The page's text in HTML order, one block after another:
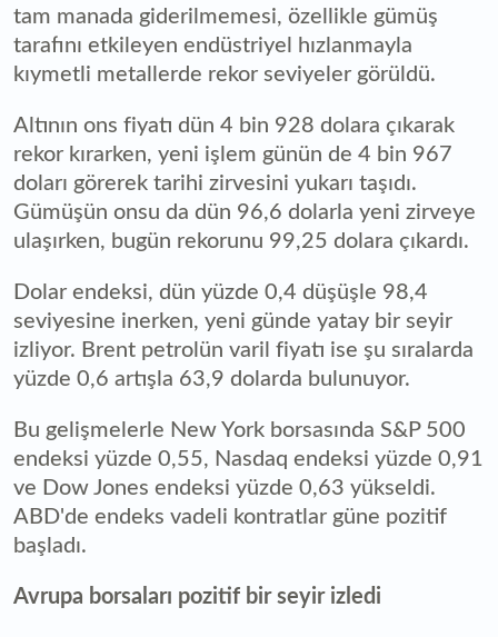
tam manada giderilmemesi, özellikle gümüş
tarafını etkileyen endüstriyel hızlanmayla
kıymetli metallerde rekor seviyeler görüldü.
Altının ons fiyatı dün 4 bin 928 dolara çıkarak
rekor kırarken, yeni işlem günün de 4 bin 967
doları görerek tarihi zirvesini yukarı taşıdı.
Gümüşün onsu da dün 96,6 dolarla yeni zirveye
ulaşırken, bugün rekorunu 99,25 dolara çıkardı.
Dolar endeksi, dün yüzde 0,4 düşüşle 98,4
seviyesine inerken, yeni günde yatay bir seyir
izliyor. Brent petrolün varil fiyatı ise şu sıralarda
yüzde 0,6 artışla 63,9 dolarda bulunuyor.
Bu gelişmelerle New York borsasında S&P 500
endeksi yüzde 0,55, Nasdaq endeksi yüzde 0,91
ve Dow Jones endeksi yüzde 0,63 yükseldi.
ABD'de endeks vadeli kontratlar güne pozitif
başladı.
Avrupa borsaları pozitif bir seyir izledi